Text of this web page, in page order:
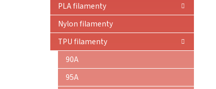
PLA filamenty
Nylon filamenty
TPU filamenty
90A
95A